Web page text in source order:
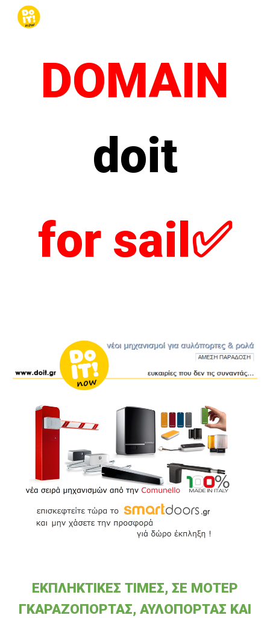
Skip to main content
DOMAIN
doit
for sail✅
ΕΚΠΛΗΚΤΙΚΕΣ ΤΙΜΕΣ, ΣΕ ΜΟΤΕΡ
ΓΚΑΡΑΖΟΠΟΡΤΑΣ, ΑΥΛΟΠΟΡΤΑΣ ΚΑΙ